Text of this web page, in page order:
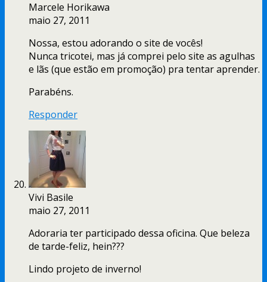
Marcele Horikawa
maio 27, 2011
Nossa, estou adorando o site de vocês!
Nunca tricotei, mas já comprei pelo site as agulhas
e lãs (que estão em promoção) pra tentar aprender.
Parabéns.
Responder
Vivi Basile
maio 27, 2011
Adoraria ter participado dessa oficina. Que beleza
de tarde-feliz, hein???
Lindo projeto de inverno!